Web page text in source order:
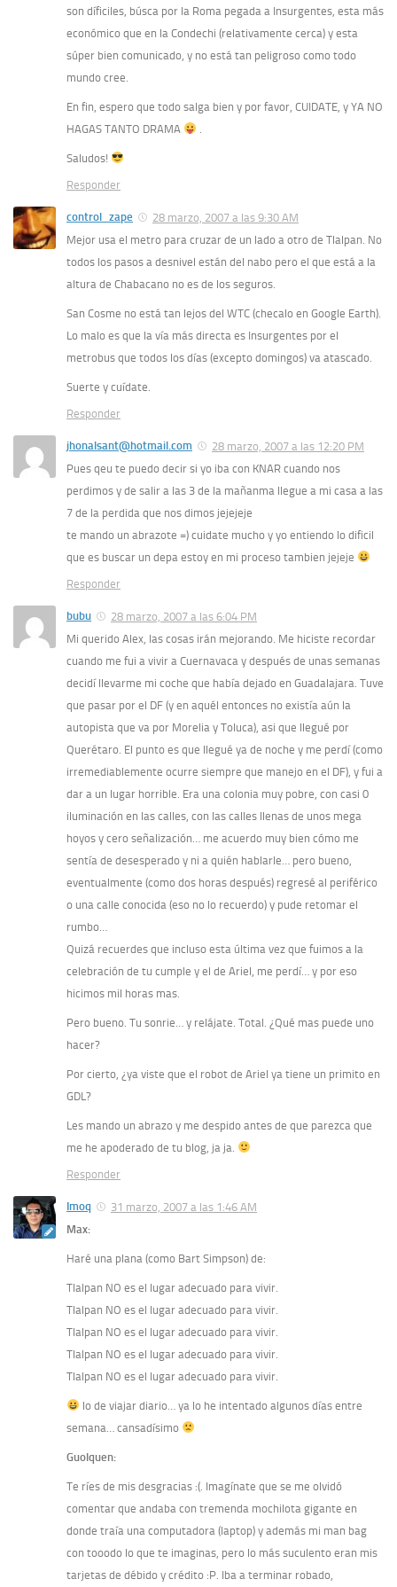
son díficiles, búsca por la Roma pegada a Insurgentes, esta más
económico que en la Condechi (relativamente cerca) y esta
súper bien comunicado, y no está tan peligroso como todo
mundo cree.
En fin, espero que todo salga bien y por favor, CUIDATE, y YA NO
HAGAS TANTO DRAMA
Saludos!
Responder
control_zape
28 marzo, 2007 a las 9:30 AM
Mejor usa el metro para cruzar de un lado a otro de Tlalpan. No
todos los pasos a desnivel están del nabo pero el que está a la
altura de Chabacano no es de los seguros.
San Cosme no está tan lejos del WTC (checalo en Google Earth).
Lo malo es que la vía más directa es Insurgentes por el
metrobus que todos los días (excepto domingos) va atascado.
Suerte y cuídate.
Responder
jhonalsant@hotmail.com
28 marzo, 2007 a las 12:20 PM
Pues qeu te puedo decir si yo iba con KNAR cuando nos
perdimos y de salir a las 3 de la mañanma llegue a mi casa a las
7 de la perdida que nos dimos jejejeje
te mando un abrazote =) cuidate mucho y yo entiendo lo dificil
que es buscar un depa estoy en mi proceso tambien jejeje
Responder
bubu
28 marzo, 2007 a las 6:04 PM
Mi querido Alex, las cosas irán mejorando. Me hiciste recordar
cuando me fui a vivir a Cuernavaca y después de unas semanas
decidí llevarme mi coche que había dejado en Guadalajara. Tuve
que pasar por el DF (y en aquél entonces no existía aún la
autopista que va por Morelia y Toluca), asi que llegué por
Querétaro. El punto es que llegué ya de noche y me perdí (como
irremediablemente ocurre siempre que manejo en el DF), y fui a
dar a un lugar horrible. Era una colonia muy pobre, con casi 0
iluminación en las calles, con las calles llenas de unos mega
hoyos y cero señalización… me acuerdo muy bien cómo me
sentía de desesperado y ni a quién hablarle… pero bueno,
eventualmente (como dos horas después) regresé al periférico
o una calle conocida (eso no lo recuerdo) y pude retomar el
rumbo…
Quizá recuerdes que incluso esta última vez que fuimos a la
celebración de tu cumple y el de Ariel, me perdí… y por eso
hicimos mil horas mas.
Pero bueno. Tu sonrie… y relájate. Total. ¿Qué mas puede uno
hacer?
Por cierto, ¿ya viste que el robot de Ariel ya tiene un primito en
GDL?
Les mando un abrazo y me despido antes de que parezca que
me he apoderado de tu blog, ja ja.
Responder
Imoq
31 marzo, 2007 a las 1:46 AM
Max:
Haré una plana (como Bart Simpson) de:
Tlalpan NO es el lugar adecuado para vivir.
Tlalpan NO es el lugar adecuado para vivir.
Tlalpan NO es el lugar adecuado para vivir.
Tlalpan NO es el lugar adecuado para vivir.
Tlalpan NO es el lugar adecuado para vivir.
lo de viajar diario… ya lo he intentado algunos días entre
semana… cansadísimo
Guolquen:
Te ríes de mis desgracias :(. Imagínate que se me olvidó
comentar que andaba con tremenda mochilota gigante en
donde traía una computadora (laptop) y además mi man bag
con tooodo lo que te imaginas, pero lo más suculento eran mis
tarjetas de débido y crédito :P. Iba a terminar robado,